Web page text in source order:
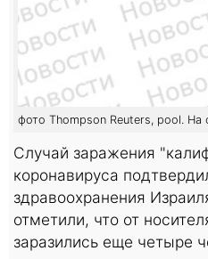
фото Thompson Reuters, pool. На
Случай заражения
коронавируса
здравоохранения
отметили, что от
заразились еще четыре